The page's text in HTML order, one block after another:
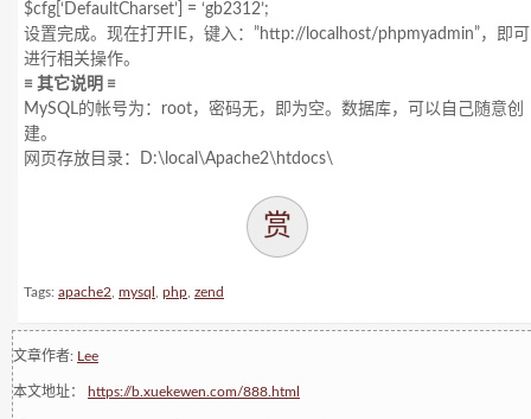
$cfg[‘DefaultCharset’] = ‘gb2312’;
设置完成。现在打开IE，键入：”http://localhost/phpmyadmin”，即可
进行相关操作。
≡ 其它说明 ≡
MySQL的帐号为：root，密码无，即为空。数据库，可以自己随意创
建。
网页存放目录：D:\local\Apache2\htdocs\
赏
Tags: apache2 mysql php zend
文章作者: Lee
本文地址： https://b.xuekewen.com/888.html